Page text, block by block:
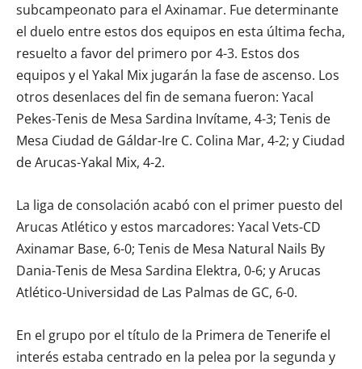
subcampeonato para el Axinamar. Fue determinante
el duelo entre estos dos equipos en esta última fecha,
resuelto a favor del primero por 4-3. Estos dos
equipos y el Yakal Mix jugarán la fase de ascenso. Los
otros desenlaces del fin de semana fueron: Yacal
Pekes-Tenis de Mesa Sardina Invítame, 4-3; Tenis de
Mesa Ciudad de Gáldar-Ire C. Colina Mar, 4-2; y Ciudad
de Arucas-Yakal Mix, 4-2.
La liga de consolación acabó con el primer puesto del
Arucas Atlético y estos marcadores: Yacal Vets-CD
Axinamar Base, 6-0; Tenis de Mesa Natural Nails By
Dania-Tenis de Mesa Sardina Elektra, 0-6; y Arucas
Atlético-Universidad de Las Palmas de GC, 6-0.
En el grupo por el título de la Primera de Tenerife el
interés estaba centrado en la pelea por la segunda y